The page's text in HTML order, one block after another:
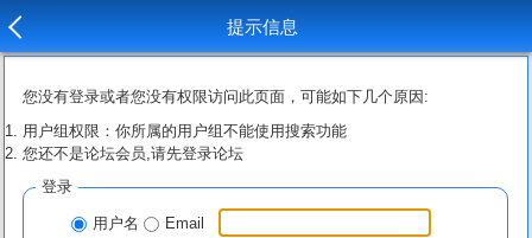
提示信息
您没有登录或者您没有权限访问此页面，可能如下几个原因:
用户组权限：你所属的用户组不能使用搜索功能
您还不是论坛会员,请先登录论坛
登录
用户名 Email